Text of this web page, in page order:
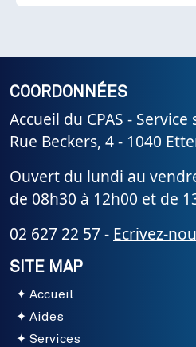
COORDONNÉES
Accueil du CPAS - Service
Rue Beckers, 4 - 1040
Ouvert du lundi au
de 08h30 à 12h00 et de
02 627 22 57 - Ecrivez-
SITE MAP
Accueil
Aides
Services